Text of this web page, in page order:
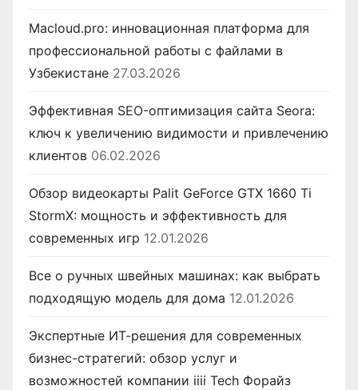
Macloud.pro: инновационная платформа для
профессиональной работы с файлами в
Узбекистане 27.03.2026
Эффективная SEO-оптимизация сайта Seora:
ключ к увеличению видимости и привлечению
клиентов 06.02.2026
Обзор видеокарты Palit GeForce GTX 1660 Ti
StormX: мощность и эффективность для
современных игр 12.01.2026
Все о ручных швейных машинах: как выбрать
подходящую модель для дома 12.01.2026
Экспертные ИТ-решения для современных
бизнес-стратегий: обзор услуг и
возможностей компании iiii Tech Форайз